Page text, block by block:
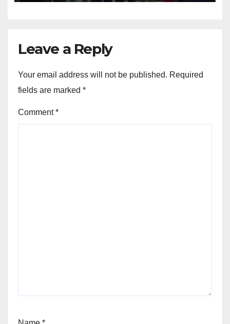
Leave a Reply
Your email address will not be published. Required
fields are marked *
Comment*